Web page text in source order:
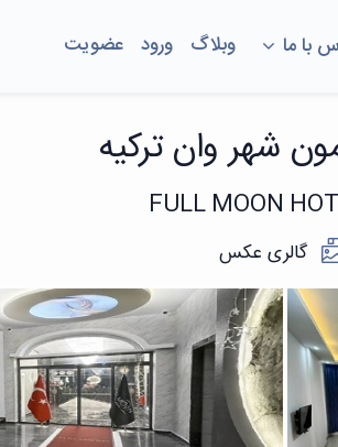
با ما وبلاگ ورود عضویت
شهر وان ترکیه
FULL MOON
گالری عکس